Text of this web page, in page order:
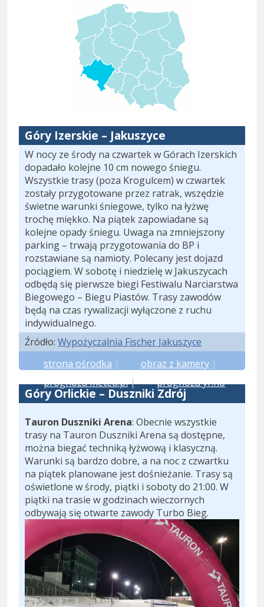
Góry Izerskie – Jakuszyce
W nocy ze środy na czwartek w Górach Izerskich
dopadało kolejne 10 cm nowego śniegu.
Wszystkie trasy (poza Krogulcem) w czwartek
zostały przygotowane przez ratrak, wszędzie
świetne warunki śniegowe, tylko na łyżwę
trochę miękko. Na piątek zapowiadane są
kolejne opady śniegu. Uwaga na zmniejszony
parking – trwają przygotowania do BP i
rozstawiane są namioty. Polecany jest dojazd
pociągiem. W sobotę i niedzielę w Jakuszycach
odbędą się pierwsze biegi Festiwalu Narciarstwa
Biegowego – Biegu Piastów. Trasy zawodów
będą na czas rywalizacji wyłączone z ruchu
indywidualnego.
Źródło: Wypożyczalnia Fischer Jakuszyce
strona ośrodka | obraz z kamery |
prognoza meteo.pl| prognoza yr.no
Góry Orlickie – Duszniki Zdrój
Tauron Duszniki Arena: Obecnie wszystkie
trasy na Tauron Duszniki Arena są dostępne,
można biegać techniką łyżwową i klasyczną.
Warunki są bardzo dobre, a na noc z czwartku
na piątek planowane jest dośnieżanie. Trasy są
oświetlone w środy, piątki i soboty do 21:00. W
piątki na trasie w godzinach wieczornych
odbywają się otwarte zawody Turbo Bieg.